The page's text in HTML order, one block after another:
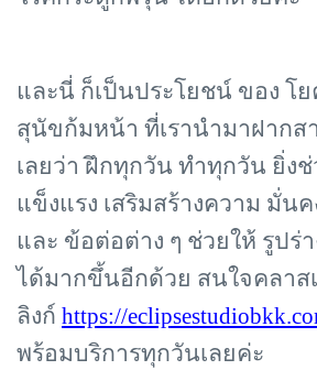
และนี่ ก็เป็นประโยชน์ ของ โย
สุนัขก้มหน้า ที่เรานำมาฝากส
เลยว่า ฝึกทุกวัน ทำทุกวัน ยิ่งช่
แข็งแรง เสริมสร้างความ มั่น
และ ข้อต่อต่าง ๆ ช่วยให้ รูปร่า
ได้มากขึ้นอีกด้วย สนใจคลาส
ลิงก์ https://
พร้อมบริการทุกวันเลยค่ะ